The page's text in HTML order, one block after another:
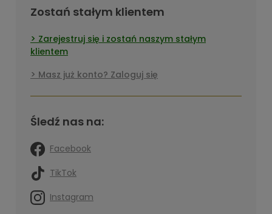
Zostań stałym klientem
Zarejestruj się i zostań naszym stałym
klientem
Masz już konto? Zaloguj się
Śledź nas na:
Facebook
TikTok
Instagram